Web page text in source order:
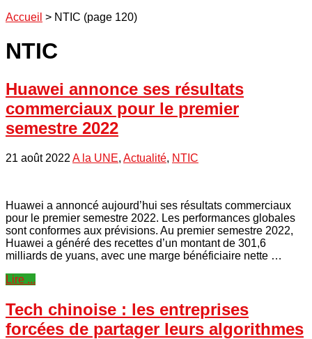
Accueil > NTIC (page 120)
NTIC
Huawei annonce ses résultats
commerciaux pour le premier
semestre 2022
21 août 2022 A la UNE, Actualité, NTIC
Huawei a annoncé aujourd’hui ses résultats commerciaux
pour le premier semestre 2022. Les performances globales
sont conformes aux prévisions. Au premier semestre 2022,
Huawei a généré des recettes d’un montant de 301,6
milliards de yuans, avec une marge bénéficiaire nette …
Lire ...
Tech chinoise : les entreprises
forcées de partager leurs algorithmes